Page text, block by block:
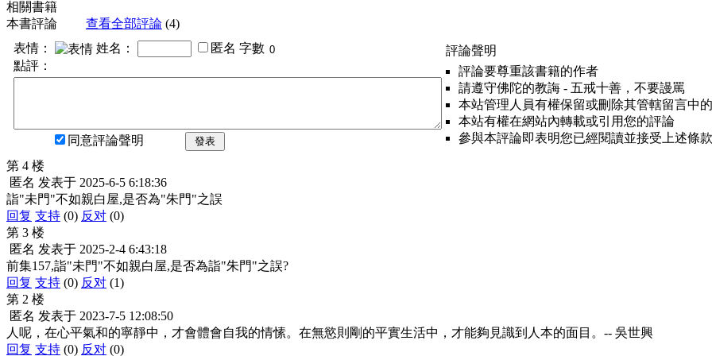
相關書籍
本書評論
查看全部評論 (4)
表情：
姓名： 匿名 字數
點評：
同意評論聲明 發表
評論聲明
評論要尊重該書籍的作者
請遵守佛陀的教誨 - 五戒十善，不要謾罵
本站管理人員有權保留或刪除其管轄留言中
本站有權在網站內轉載或引用您的評論
參與本評論即表明您已經閱讀並接受上述條款
第 4 楼
匿名 发表于 2025-6-5 6:18:36
詣"未門"不如親白屋,是否為"朱門"之誤
回复 支持 (0) 反对 (0)
第 3 楼
匿名 发表于 2025-2-4 6:43:18
前集157,詣"未門"不如親白屋,是否為詣"朱門"之誤?
回复 支持 (0) 反对 (1)
第 2 楼
匿名 发表于 2023-7-5 12:08:50
人呢，在心平氣和的寧靜中，才會體會自我的情愫。在無慾則剛的平實生活中，才能夠見識到人本的面目。-- 吳世興
回复 支持 (0) 反对 (0)